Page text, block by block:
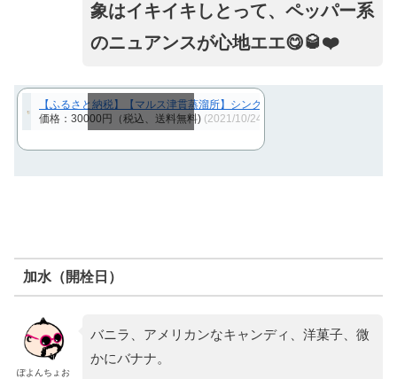
象はイキイキしとって、ペッパー系
のニュアンスが心地エエ😋🥃❤️
【ふるさと納税】【マルス津貫蒸溜所】シングルモルトウイスキー津貫
価格：30000円（税込、送料無料) (2021/10/24時点)
加水（開栓日）
ぽよんちょお
バニラ、アメリカンなキャンディ、洋菓子、微
かにバナナ。